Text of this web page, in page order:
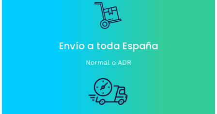
Envío a toda España
Normal o ADR